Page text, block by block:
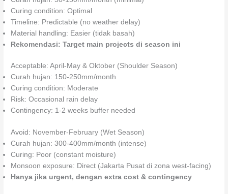
Curing condition: Optimal
Timeline: Predictable (no weather delay)
Material handling: Easier (tidak basah)
Rekomendasi: Target main projects di season ini
Acceptable: April-May & Oktober (Shoulder Season)
Curah hujan: 150-250mm/month
Curing condition: Moderate
Risk: Occasional rain delay
Contingency: 1-2 weeks buffer needed
Avoid: November-February (Wet Season)
Curah hujan: 300-400mm/month (intense)
Curing: Poor (constant moisture)
Monsoon exposure: Direct (Jakarta Pusat di zona west-facing)
Hanya jika urgent, dengan extra cost & contingency